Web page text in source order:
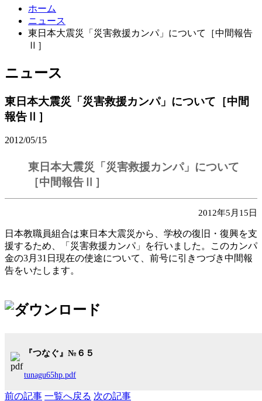
ホーム
ニュース
東日本大震災「災害救援カンパ」について［中間報告
Ⅱ］
ニュース
東日本大震災「災害救援カンパ」について［中間
報告Ⅱ］
2012/05/15
東日本大震災「災害救援カンパ」について
［中間報告Ⅱ］
2012年5月15日
日本教職員組合は東日本大震災から、学校の復旧・復興を支
援するため、「災害救援カンパ」を行いました。このカンパ
金の3月31日現在の使途について、前号に引きつづき中間報
告をいたします。
『つなぐ』№６５
tunagu65hp.pdf
前の記事 一覧へ戻る 次の記事